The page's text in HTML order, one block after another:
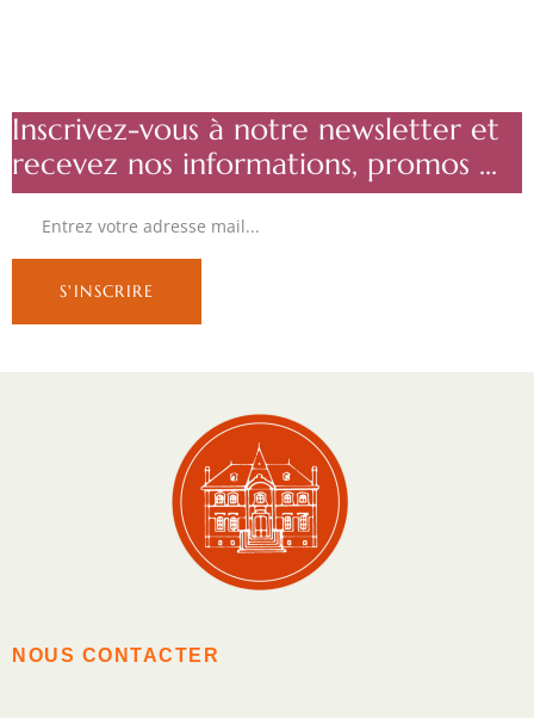
Inscrivez-vous à notre newsletter et
recevez nos informations, promos ...
NOUS CONTACTER